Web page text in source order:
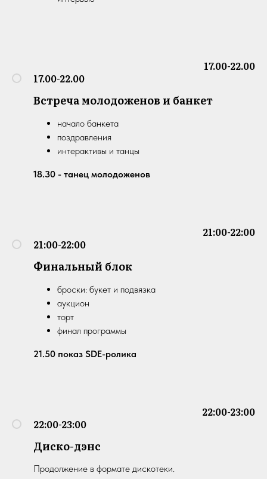
17.00-22.00
17.00-22.00
Встреча молодоженов и банкет
начало банкета
поздравления
интерактивы и танцы
18.30 - танец молодоженов
21:00-22:00
21:00-22:00
Финальный блок
броски: букет и подвязка
аукцион
торт
финал программы
21.50 показ SDE-ролика
22:00-23:00
22:00-23:00
Диско-дэнс
Продолжение в формате дискотеки.